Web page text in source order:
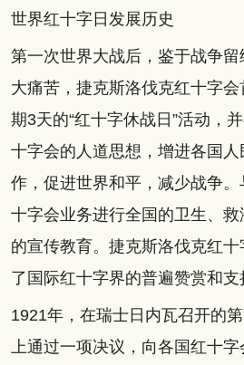
世界红十字日发展历史
第一次世界大战后，鉴于战争
大痛苦，捷克斯洛伐克红十字
期3天的“红十字休战日”活动，
十字会的人道思想，增进各国
作，促进世界和平，减少战争
十字会业务进行全国的卫生、
的宣传教育。捷克斯洛伐克红十
了国际红十字界的普遍赞赏和支
1921年，在瑞士日内瓦召开的
上通过一项决议，向各国红十